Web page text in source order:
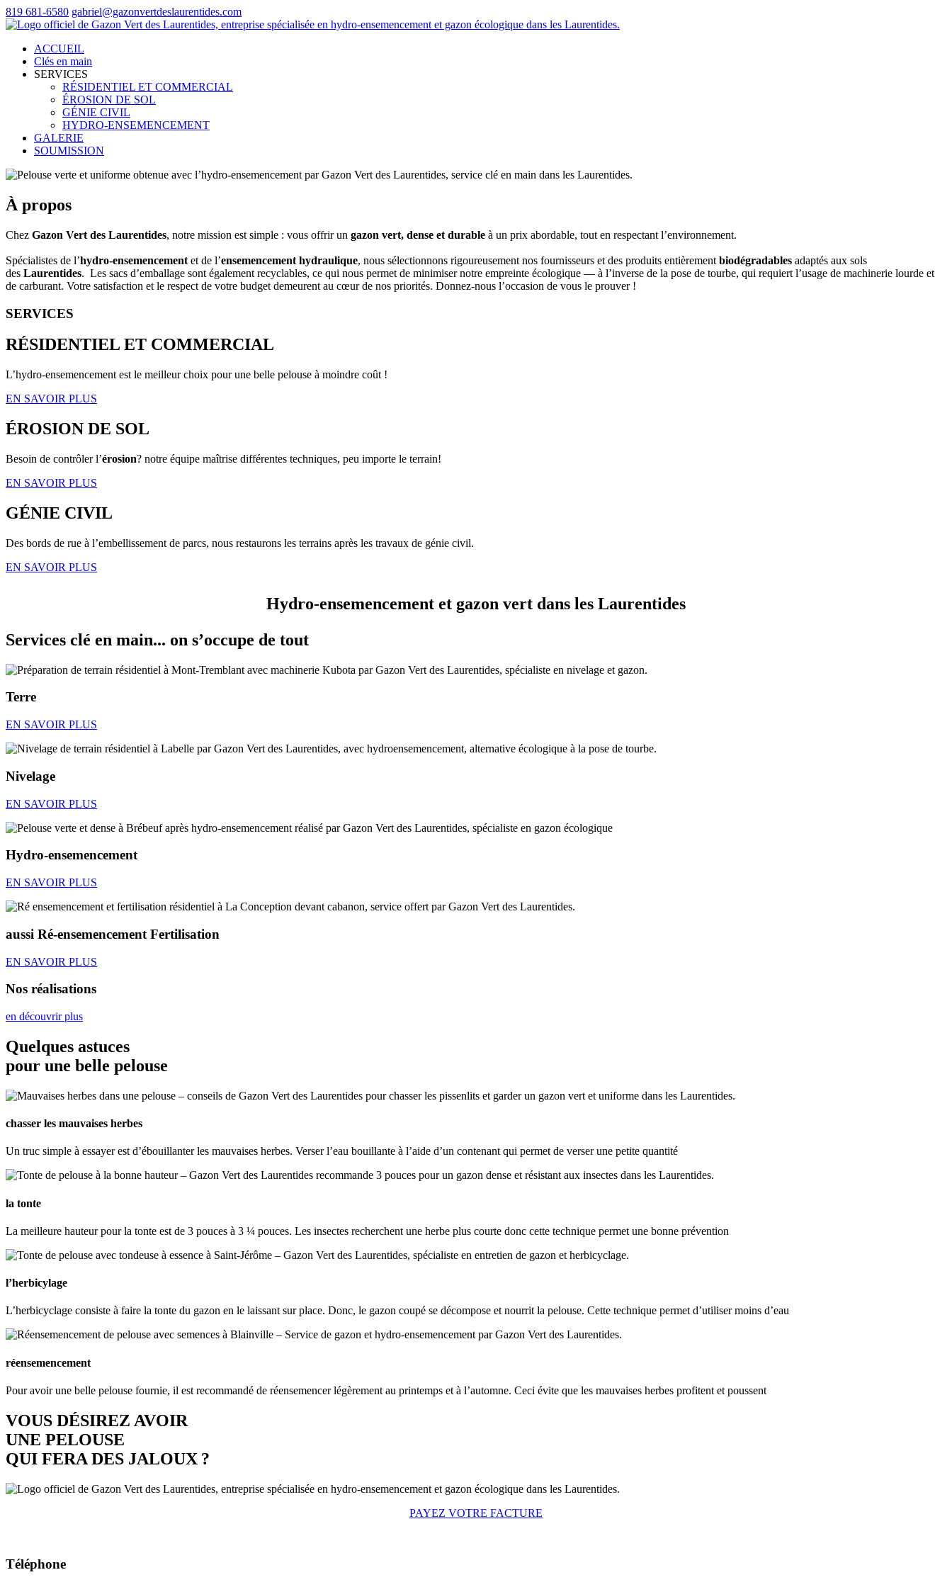
819 681-6580 gabriel@gazonvertdeslaurentides.com
ACCUEIL
Clés en main
SERVICES
RÉSIDENTIEL ET COMMERCIAL
ÉROSION DE SOL
GÉNIE CIVIL
HYDRO-ENSEMENCEMENT
GALERIE
SOUMISSION
À propos
Chez Gazon Vert des Laurentides, notre mission est simple : vous offrir un gazon vert, dense et durable à un prix abordable, tout en respectant l’environnement.
Spécialistes de l’hydro-ensemencement et de l’ensemencement hydraulique, nous sélectionnons rigoureusement nos fournisseurs et des produits entièrement biodégradables adaptés aux sols
des Laurentides. Les sacs d’emballage sont également recyclables, ce qui nous permet de minimiser notre empreinte écologique — à l’inverse de la pose de tourbe, qui requiert l’usage de machinerie lourde et
de carburant. Votre satisfaction et le respect de votre budget demeurent au cœur de nos priorités. Donnez-nous l’occasion de vous le prouver !
SERVICES
RÉSIDENTIEL ET COMMERCIAL
L’hydro-ensemencement est le meilleur choix pour une belle pelouse à moindre coût !
EN SAVOIR PLUS
ÉROSION DE SOL
Besoin de contrôler l’érosion? notre équipe maîtrise différentes techniques, peu importe le terrain!
EN SAVOIR PLUS
GÉNIE CIVIL
Des bords de rue à l’embellissement de parcs, nous restaurons les terrains après les travaux de génie civil.
EN SAVOIR PLUS
Hydro-ensemencement et gazon vert dans les Laurentides
Services clé en main... on s’occupe de tout
Terre
EN SAVOIR PLUS
Nivelage
EN SAVOIR PLUS
Hydro-ensemencement
EN SAVOIR PLUS
aussi Ré-ensemencement Fertilisation
EN SAVOIR PLUS
Nos réalisations
en découvrir plus
Quelques astuces
pour une belle pelouse
chasser les mauvaises herbes
Un truc simple à essayer est d’ébouillanter les mauvaises herbes. Verser l’eau bouillante à l’aide d’un contenant qui permet de verser une petite quantité
la tonte
La meilleure hauteur pour la tonte est de 3 pouces à 3 ¼ pouces. Les insectes recherchent une herbe plus courte donc cette technique permet une bonne prévention
l’herbicylage
L’herbicyclage consiste à faire la tonte du gazon en le laissant sur place. Donc, le gazon coupé se décompose et nourrit la pelouse. Cette technique permet d’utiliser moins d’eau
réensemencement
Pour avoir une belle pelouse fournie, il est recommandé de réensemencer légèrement au printemps et à l’automne. Ceci évite que les mauvaises herbes profitent et poussent
VOUS DÉSIREZ AVOIR
UNE PELOUSE
QUI FERA DES JALOUX ?
PAYEZ VOTRE FACTURE
Téléphone